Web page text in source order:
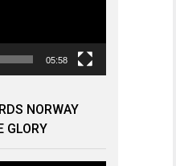
05:58
NORWAY
GLORY